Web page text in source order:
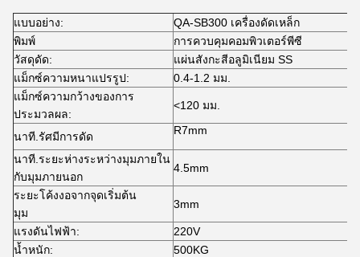
แบบอย่าง:
QA-SB300 เครื่องดัดเหล็ก
พิมพ์
การควบคุมคอมพิวเตอร์พีซี
วัสดุดัด:
แผ่นสังกะสีอลูมิเนียม SS
แม็กซ์ความหนาแปรรูป:
0.4-1.2 มม.
แม็กซ์ความกว้างของการ
ประมวลผล:
<120 มม.
นาที.รัศมีการดัด R7mm
นาที.ระยะห่างระหว่างมุมภายใน
กับมุมภายนอก
4.5mm
ระยะโค้งงอจากจุดเริ่มต้น
มุม
3mm
แรงดันไฟฟ้า:
220V
น้ำหนัก:
500KG